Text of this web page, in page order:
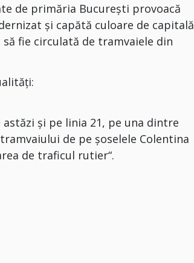
de primăria București provoacă
și capătă culoare de capitală
fie circulată de tramvaiele din
și pe linia 21, pe una dintre
de pe șoselele Colentina
de traficul rutier“.